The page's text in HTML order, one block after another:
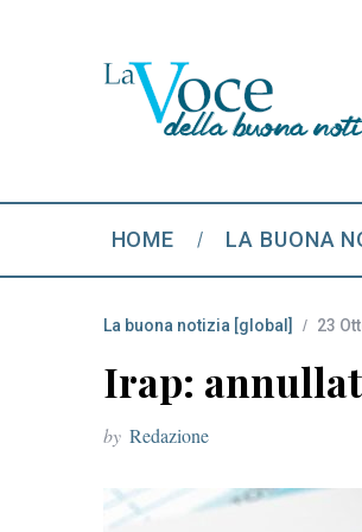
HOME LA BUONA
La buona notizia [global] 23
Irap:
by Redazione